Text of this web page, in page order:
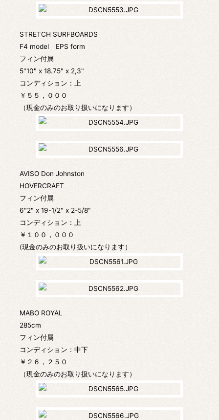
STRETCH SURFBOARDS
F4 model EPS form
フィン付属
5"10" x 18.75" x 2,3"
コンディション：上
￥５５，０００
（現金のみのお取り扱いになります）
AVISO Don Johnston
HOVERCRAFT
フィン付属
6"2" x 19-1/2" x 2-5/8"
コンディション：上
￥１００，０００
(現金のみのお取り扱いになります）
MABO ROYAL
285cm
フィン付属
コンディション：中下
￥２６，２５０
（現金のみのお取り扱いになります）